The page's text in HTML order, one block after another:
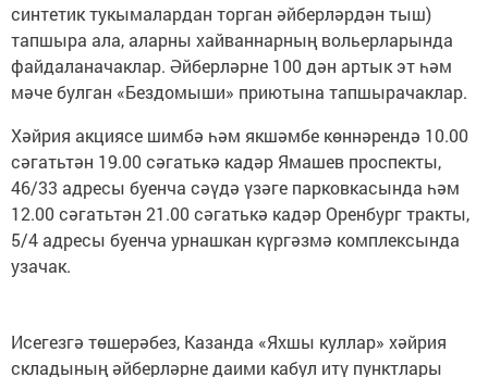
синтетик тукымалардан торган әйберләрдән тыш)
тапшыра ала, аларны хайваннарның вольерларында
файдаланачаклар. Әйберләрне 100 дән артык эт һәм
мәче булган «Бездомыши» приютына тапшырачаклар.
Хәйрия акциясе шимбә һәм якшәмбе көннәрендә 10.00
сәгатьтән 19.00 сәгатькә кадәр Ямашев проспекты,
46/33 адресы буенча сәүдә үзәге парковкасында һәм
12.00 сәгатьтән 21.00 сәгатькә кадәр Оренбург тракты,
5/4 адресы буенча урнашкан күргәзмә комплексында
узачак.
Исегезгә төшерәбез, Казанда «Яхшы куллар» хәйрия
складының әйберләрне даими кабул итү пунктлары